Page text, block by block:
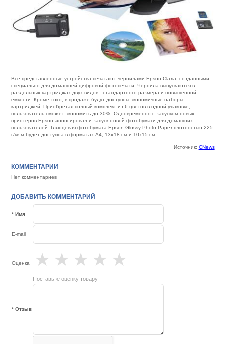
Все представленные устройства печатают чернилами Epson Claria, созданными
специально для домашней цифровой фотопечати. Чернила выпускаются в
раздельных картриджах двух видов - стандартного размера и повышенной
емкости. Кроме того, в продаже будут доступны экономичные наборы
картриджей. Приобретая полный комплект из 6 цветов в одной упаковке,
пользователь сможет экономить до 30%. Одновременно с запуском новых
принтеров Epson анонсировал и запуск новой фотобумаги для домашних
пользователей. Глянцевая фотобумага Epson Glossy Photo Paper плотностью 225
г/кв.м будет доступна в форматах A4, 13х18 см и 10х15 см.
Источник: CNews
КОММЕНТАРИИ
Нет комментариев
ДОБАВИТЬ КОММЕНТАРИЙ
* Имя
E-mail
Оценка ★
★
★
★
★
Поставьте оценку товару
* Отзыв